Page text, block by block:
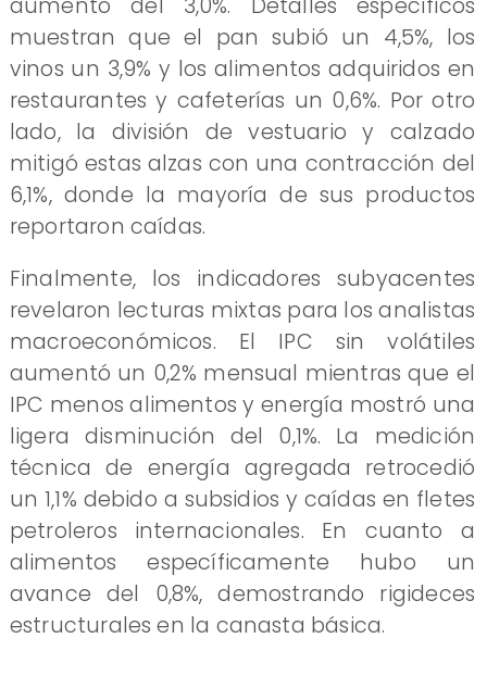
aumento del 3,0%. Detalles específicos
muestran que el pan subió un 4,5%, los
vinos un 3,9% y los alimentos adquiridos en
restaurantes y cafeterías un 0,6%. Por otro
lado, la división de vestuario y calzado
mitigó estas alzas con una contracción del
6,1%, donde la mayoría de sus productos
reportaron caídas.
Finalmente, los indicadores subyacentes
revelaron lecturas mixtas para los analistas
macroeconómicos. El IPC sin volátiles
aumentó un 0,2% mensual mientras que el
IPC menos alimentos y energía mostró una
ligera disminución del 0,1%. La medición
técnica de energía agregada retrocedió
un 1,1% debido a subsidios y caídas en fletes
petroleros internacionales. En cuanto a
alimentos específicamente hubo un
avance del 0,8%, demostrando rigideces
estructurales en la canasta básica.